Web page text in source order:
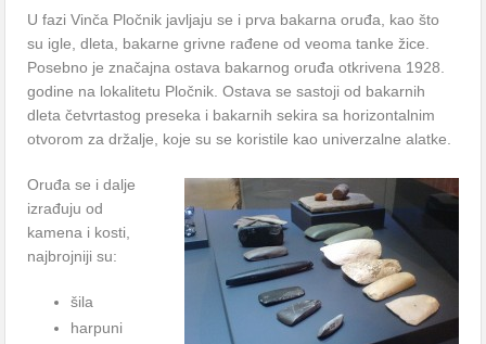
U fazi Vinča Pločnik javljaju se i prva bakarna oruđa, kao što
su igle, dleta, bakarne grivne rađene od veoma tanke žice.
Posebno je značajna ostava bakarnog oruđa otkrivena 1928.
godine na lokalitetu Pločnik. Ostava se sastoji od bakarnih
dleta četvrtastog preseka i bakarnih sekira sa horizontalnim
otvorom za držalje, koje su se koristile kao univerzalne alatke.
Oruđa se i dalje
izrađuju od
kamena i kosti,
najbrojniji su:
šila
harpuni